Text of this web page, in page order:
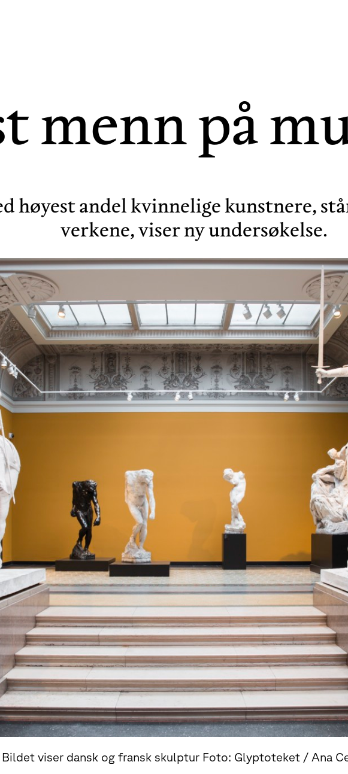
menn på
høyest andel kvinnelige kunstnere,
verkene, viser ny undersøkelse.
viser dansk og fransk skulptur Foto: Glyptoteket / Ana